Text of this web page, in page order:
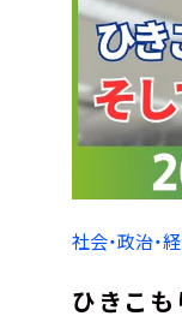
社会・政治・
ひきこ